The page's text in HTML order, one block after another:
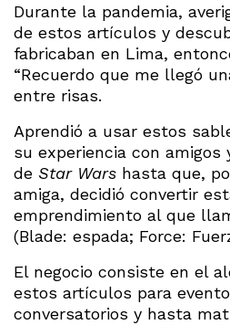
Durante la pandemia,
de estos artículos y
fabricaban en Lima,
“Recuerdo que me llegó
entre risas.
Aprendió a usar estos
su experiencia con amigos
de Star Wars hasta que,
amiga, decidió convertir
emprendimiento al que
(Blade: espada; Force:
El negocio consiste en el
estos artículos para
conversatorios y hasta